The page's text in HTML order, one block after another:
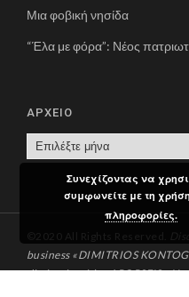
Μια φοβική νησίδα
“Έλα με φόρα”: Νέος
ΑΡΧΕΙΟ
Ρ
Ο
business «DIMITRIOS
distinctive title «APOPSEIS».
Συνεχίζοντας να
συμφωνείτε με τη
πληροφορίες.